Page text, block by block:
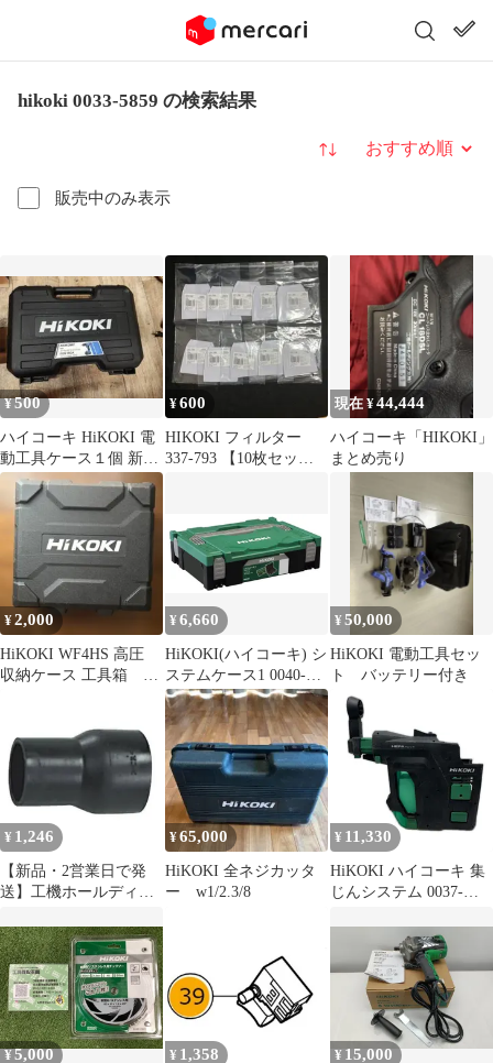
hikoki 0033-5859 の検索結果
販売中のみ表示
並び替え
¥500
ハイコーキ HiKOKI 電
動工具ケース１個 新品
純正品 正規品
¥600
HIKOKI フィルター
337-793 【10枚セッ
現在 ¥44,444
ハイコーキ「HIKOKI」
まとめ売り
¥2,000
HiKOKI WF4HS 高圧
収納ケース 工具箱 メ
¥6,660
HiKOKI(ハイコーキ) シ
ステムケース1 0040-
2656ym fee0801f
¥50,000
HiKOKI 電動工具セッ
ト バッテリー付き
¥ 1,246
【新品・2営業日で発
送】工機ホールディン
(320994 6444)
¥65,000
HiKOKI 全ネジカッタ
ー w1/2.3/8
¥ 11,330
HiKOKI ハイコーキ 集
じんシステム 0037-
¥5,000 ¥ 1,358 ¥ 15,000